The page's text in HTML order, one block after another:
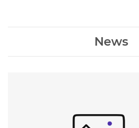
News